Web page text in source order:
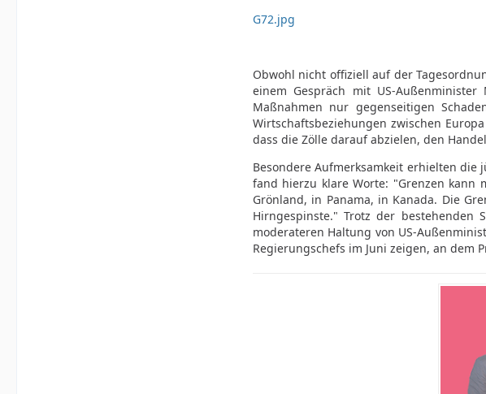
G72.jpg
Obwohl nicht offiziell auf der
einem Gespräch mit US-
Maßnahmen nur gegenseitigen
Wirtschaftsbeziehungen zwischen
dass die Zölle darauf abzielen, den
Besondere Aufmerksamkeit erhielten
fand hierzu klare Worte: "Grenzen kann
Grönland, in Panama, in Kanada. Die
Hirngespinste." Trotz der
moderateren Haltung von US-
Regierungschefs im Juni zeigen, an dem